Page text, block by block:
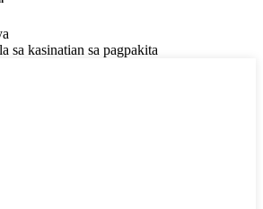
sa kasinatian sa pagpakita